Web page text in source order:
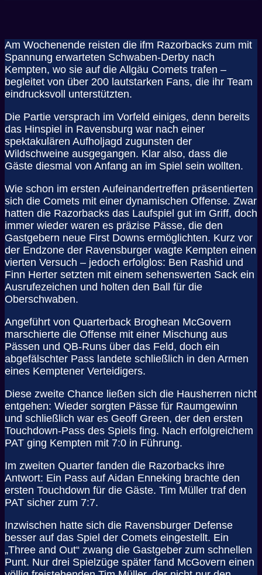
Am Wochenende reisten die ifm Razorbacks zum mit
Spannung erwarteten Schwaben-Derby nach
Kempten, wo sie auf die Allgäu Comets trafen –
begleitet von über 200 lautstarken Fans, die ihr Team
eindrucksvoll unterstützten.
Die Partie versprach im Vorfeld einiges, denn bereits
das Hinspiel in Ravensburg war nach einer
spektakulären Aufholjagd zugunsten der
Wildschweine ausgegangen. Klar also, dass die
Gäste diesmal von Anfang an im Spiel sein wollten.
Wie schon im ersten Aufeinandertreffen präsentierten
sich die Comets mit einer dynamischen Offense. Zwar
hatten die Razorbacks das Laufspiel gut im Griff, doch
immer wieder waren es präzise Pässe, die den
Gastgebern neue First Downs ermöglichten. Kurz vor
der Endzone der Ravensburger wagte Kempten einen
vierten Versuch – jedoch erfolglos: Ben Rashid und
Finn Herter setzten mit einem sehenswerten Sack ein
Ausrufezeichen und holten den Ball für die
Oberschwaben.
Angeführt von Quarterback Broghean McGovern
marschierte die Offense mit einer Mischung aus
Pässen und QB-Runs über das Feld, doch ein
abgefälschter Pass landete schließlich in den Armen
eines Kemptener Verteidigers.
Diese zweite Chance ließen sich die Hausherren nicht
entgehen: Wieder sorgten Pässe für Raumgewinn
und schließlich war es Geoff Green, der den ersten
Touchdown-Pass des Spiels fing. Nach erfolgreichem
PAT ging Kempten mit 7:0 in Führung.
Im zweiten Quarter fanden die Razorbacks ihre
Antwort: Ein Pass auf Aidan Enneking brachte den
ersten Touchdown für die Gäste. Tim Müller traf den
PAT sicher zum 7:7.
Inzwischen hatte sich die Ravensburger Defense
besser auf das Spiel der Comets eingestellt. Ein
„Three and Out“ zwang die Gastgeber zum schnellen
Punt. Nur drei Spielzüge später fand McGovern einen